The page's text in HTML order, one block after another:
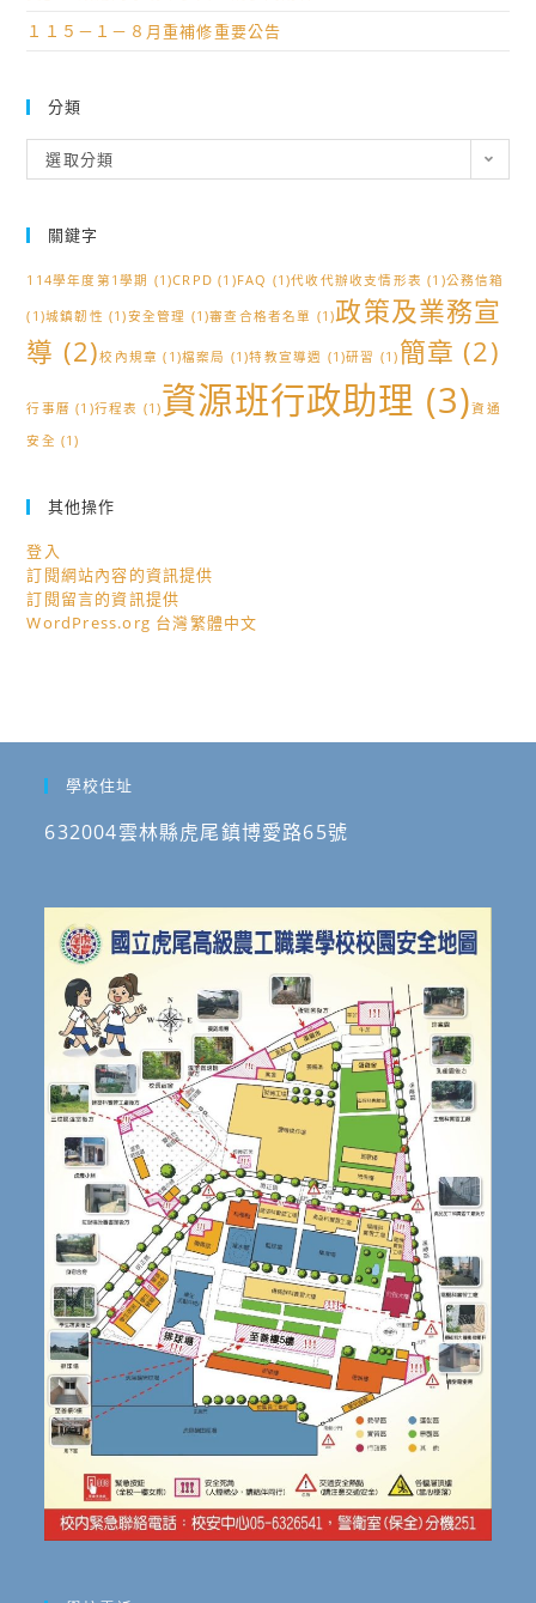
１１５－１－８月重補修重要公告
分類
類
選取分類
關鍵字
114學年度第1學期 (1)CRPD (1)FAQ (1)代收代辦收支情形表 (1)公務信箱
(1)城鎮韌性 (1)安全管理 (1)審查合格者名單 (1)政策及業務宣
導 (2)校內規章 (1)檔案局 (1)特教宣導週 (1)研習 (1) 簡章 (2)
行事曆 (1)行程表 (1)資源班行政助理 (3)資通
安全 (1)
其他操作
登入
訂閱網站內容的資訊提供
訂閱留言的資訊提供
WordPress.org 台灣繁體中文
學校住址
632004雲林縣虎尾鎮博愛路65號